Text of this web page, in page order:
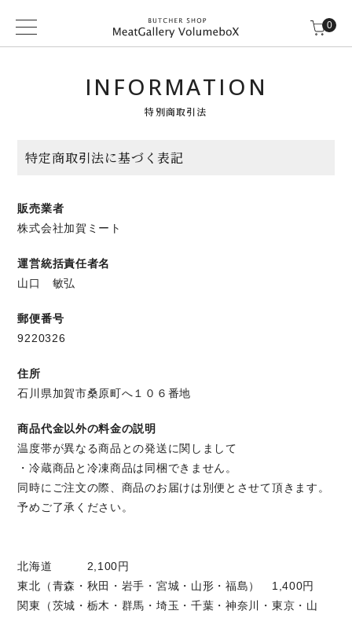
0
INFORMATION
特別商取引法
特定商取引法に基づく表記
販売業者
株式会社加賀ミート
運営統括責任者名
山口 敏弘
郵便番号
9220326
住所
石川県加賀市桑原町へ１０６番地
商品代金以外の料金の説明
温度帯が異なる商品との発送に関しまして
・冷蔵商品と冷凍商品は同梱できません。
同時にご注文の際、商品のお届けは別便とさせて頂きます。
予めご了承ください。
北海道 2,100円
東北（青森・秋田・岩手・宮城・山形・福島） 1,400円
関東（茨城・栃木・群馬・埼玉・千葉・神奈川・東京・山